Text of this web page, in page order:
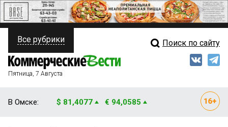
ПОЛИТИКА
ФИНАНСЫ
Свежий выпуск
Все рубрики Поиск по сайту
Пятница, 7 Августа
В Омске: $ 81,4077 € 94,0585